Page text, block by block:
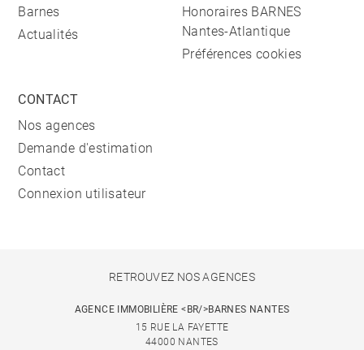
Barnes
Actualités
Honoraires BARNES
Nantes-Atlantique
Préférences cookies
CONTACT
Nos agences
Demande d'estimation
Contact
Connexion utilisateur
RETROUVEZ NOS AGENCES
AGENCE IMMOBILIÈRE <BR/>BARNES NANTES
15 RUE LA FAYETTE
44000 NANTES